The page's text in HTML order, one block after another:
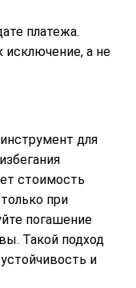
платежа.
исключение, а не
для
стоимость
при
погашение
Такой подход
и